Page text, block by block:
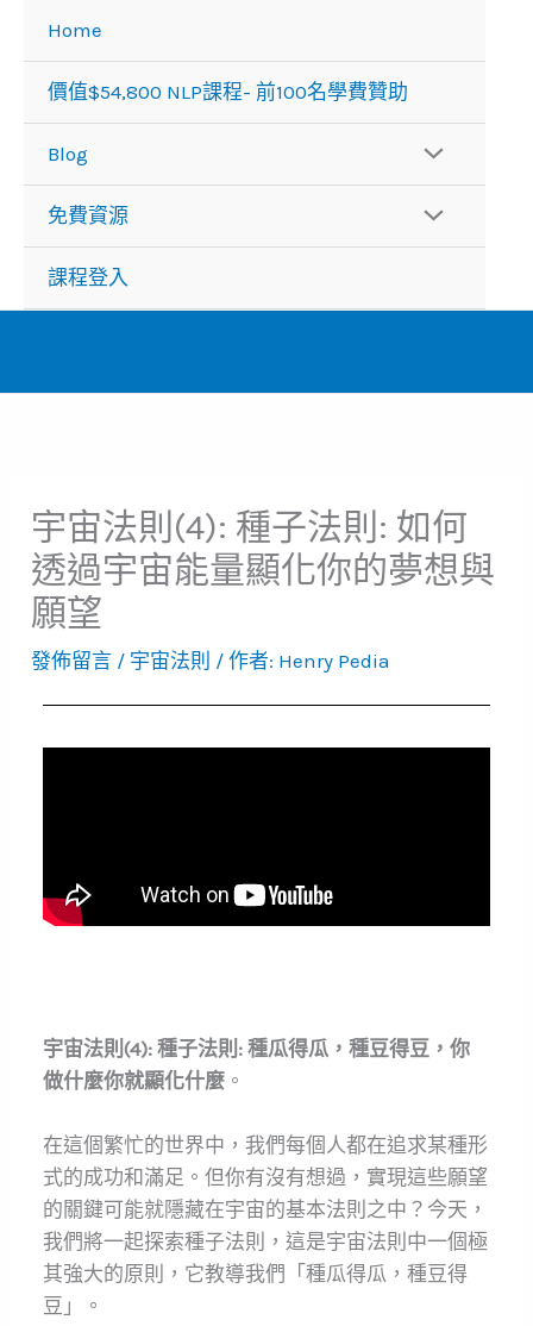
Home
價值$54,800 NLP課程- 前100名學費贊助
Blog
免費資源
課程登入
宇宙法則(4): 種子法則: 如何
透過宇宙能量顯化你的夢想與
願望
發佈留言 / 宇宙法則 / 作者: Henry Pedia
宇宙法則(4):種子法則 :種瓜得瓜，種豆得豆，你
做什麼你就顯化什麼 。
在這個繁忙的世界中，我們每個人都在追求某種形
式的成功和滿足。但你有沒有想過，實現這些願望
的關鍵可能就隱藏在宇宙的基本法則之中？今天，
我們將一起探索種子法則，這是宇宙法則中一個極
其強大的原則，它教導我們「種瓜得瓜，種豆得
豆」。